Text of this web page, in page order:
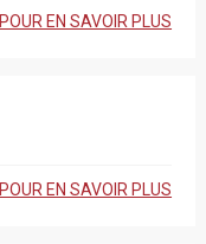
POUR EN SAVOIR PLUS
POUR EN SAVOIR PLUS